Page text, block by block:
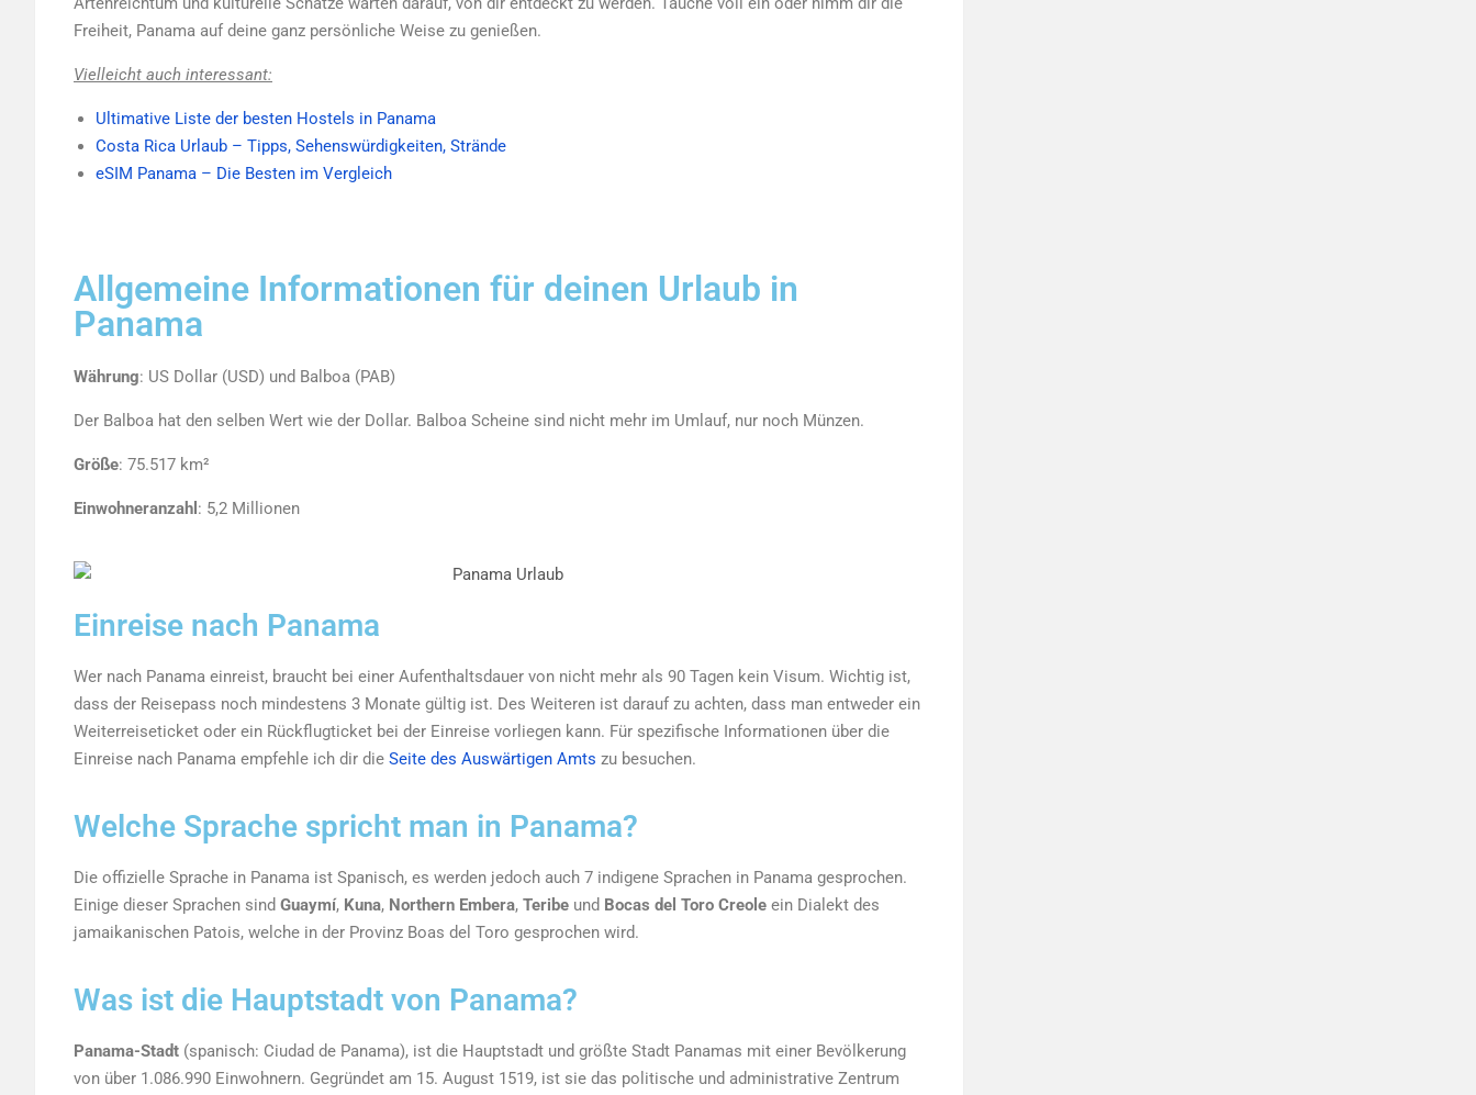
Freiheit, Panama auf deine ganz persönliche Weise zu genießen.
Vielleicht auch interessant:
Ultimative Liste der besten Hostels in Panama
Costa Rica Urlaub – Tipps, Sehenswürdigkeiten, Strände
eSIM Panama – Die Besten im Vergleich
Allgemeine Informationen für deinen Urlaub in
Panama
Währung: US Dollar (USD) und Balboa (PAB)
Der Balboa hat den selben Wert wie der Dollar. Balboa Scheine sind nicht mehr im Umlauf, nur noch Münzen.
Größe: 75.517 km²
Einwohneranzahl : 5,2 Millionen
Einreise nach Panama
Wer nach Panama einreist, braucht bei einer Aufenthaltsdauer von nicht mehr als 90 Tagen kein Visum. Wichtig ist,
dass der Reisepass noch mindestens 3 Monate gültig ist. Des Weiteren ist darauf zu achten, dass man entweder ein
Weiterreiseticket oder ein Rückflugticket bei der Einreise vorliegen kann. Für spezifische Informationen über die
Einreise nach Panama empfehle ich dir die Seite des Auswärtigen Amts zu besuchen.
Welche Sprache spricht man in Panama?
Die offizielle Sprache in Panama ist Spanisch, es werden jedoch auch 7 indigene Sprachen in Panama gesprochen.
Einige dieser Sprachen sind Guaymí, Kuna, Northern Embera, Teribe und Bocas del Toro Creole ein Dialekt des
jamaikanischen Patois, welche in der Provinz Boas del Toro gesprochen wird.
Was ist die Hauptstadt von Panama?
Panama-Stadt (spanisch: Ciudad de Panama), ist die Hauptstadt und größte Stadt Panamas mit einer Bevölkerung
von über 1.086.990 Einwohnern. Gegründet am 15. August 1519, ist sie das politische und administrative Zentrum